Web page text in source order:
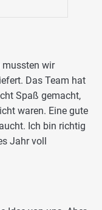
mussten wir
Das Team hat
Spaß gemacht,
waren. Eine gute
Ich bin richtig
Jahr voll